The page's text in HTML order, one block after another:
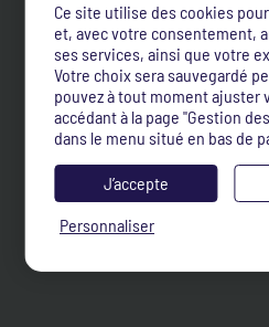
Ce site utilise des cookies
et, avec votre consentement,
ses services, ainsi que votre
Votre choix sera sauvegardé
pouvez à tout moment ajuster
accédant à la page "Gestion
dans le menu situé en bas de
J’accepte
Personnaliser